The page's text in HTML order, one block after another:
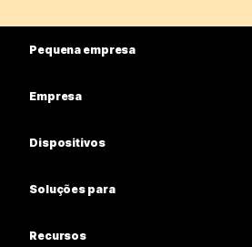
Pequena empresa
Empresa
Dispositivos
Soluções para
Recursos